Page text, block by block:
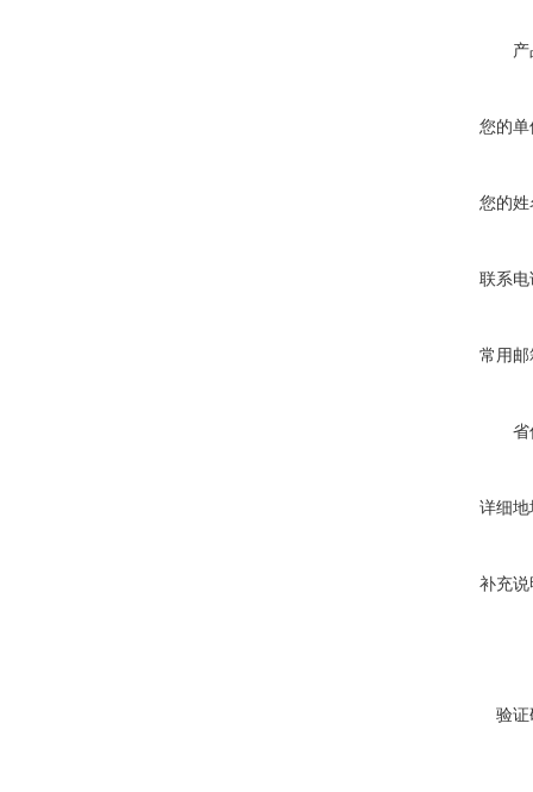
您的单
您的姓
联系电
常用邮
省
详细地
补充说
验证